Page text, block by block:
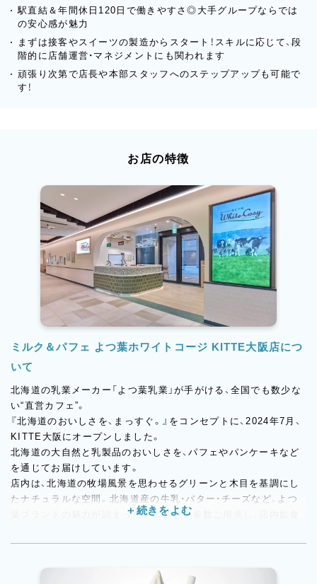
駅直結＆年間休日120日で働きやすさ◎大手グループならでは
の安心感が魅力
まずは接客やスイーツの製造からスタート！スキルに応じて、段
階的に店舗運営・マネジメントにも関われます
頑張り次第で店長や本部スタッフへのステップアップも可能で
す！
お店の特徴
ミルク＆パフェ よつ葉ホワイトコージ KITTE大阪店につ
いて
北海道の乳業メーカー「よつ葉乳業」が手がける、全国でも数少な
い“直営カフェ”。
『北海道のおいしさを、まっすぐ。』をコンセプトに、2024年7月、
KITTE大阪にオープンしました。
北海道の大自然と乳製品のおいしさを、パフェやパンケーキなど
を通じてお届けしています。
店内は、北海道の牧場風景を思わせるグリーンと木目を基調にし
たナチュラルな空間。北海道産の牛乳・バター・チーズなど、よつ
葉ブランドの魅力が詰まったメニューを多数ご用意し、店内飲食
私たちのカフェは、スイーツを提供するだけの場ではありませ
全国の酪農家さんの想いや北海道の食文化とともに、“よつ葉の魅